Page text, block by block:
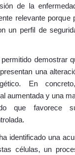
de la
relevante porque
un perfil de
demostrar
una
En
aumentada y una
que favorece
identificado una
células, un